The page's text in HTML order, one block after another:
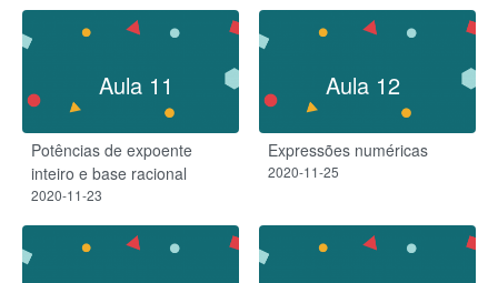
Aula 11
Potências de expoente
inteiro e base racional
2020-11-23
Aula 12
Expressões numéricas
2020-11-25